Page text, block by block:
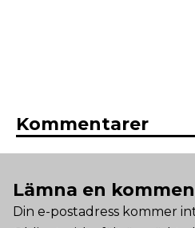
Kommentarer
Lämna en
Din e-postadress kommer